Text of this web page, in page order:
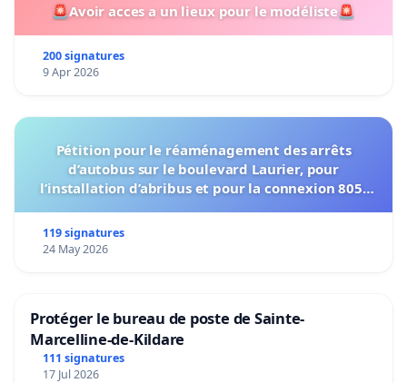
🚨Avoir acces a un lieux pour le modéliste🚨
200 signatures
9 Apr 2026
Pétition pour le réaménagement des arrêts
d’autobus sur le boulevard Laurier, pour
l’installation d’abribus et pour la connexion 805-
119 signatures
24 May 2026
Protéger le bureau de poste de Sainte-
Marcelline-de-Kildare
111 signatures
17 Jul 2026